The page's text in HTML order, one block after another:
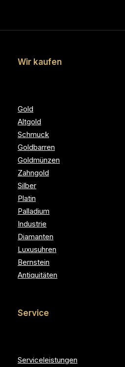
Wir kaufen
Gold
Altgold
Schmuck
Goldbarren
Goldmünzen
Zahngold
Silber
Platin
Palladium
Industrie
Diamanten
Luxusuhren
Bernstein
Antiquitäten
Service
Serviceleistungen